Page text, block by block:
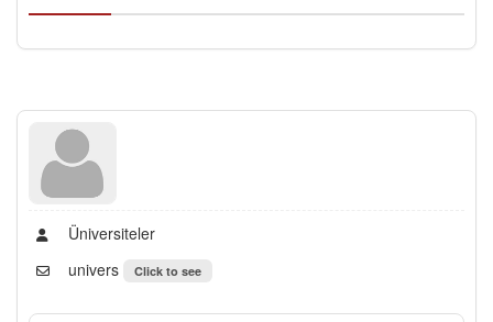
Üniversiteler
univers
Click to see